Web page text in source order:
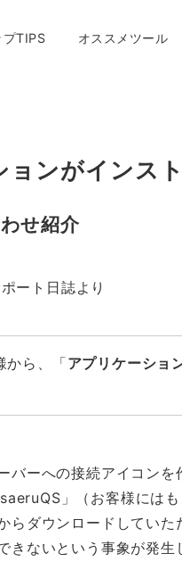
プTIPS オススメツール
ョンがインス
せ紹介
ート日誌より
から、「アプリケーショ
バーへの接続アイコンを
」（お客様にはも
らダウンロードしていた
きないという事象が発生